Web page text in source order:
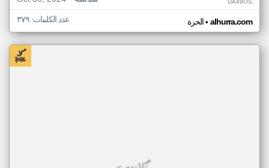
الحرة• alhurra.com عدد الكلمات: ٣٧٩